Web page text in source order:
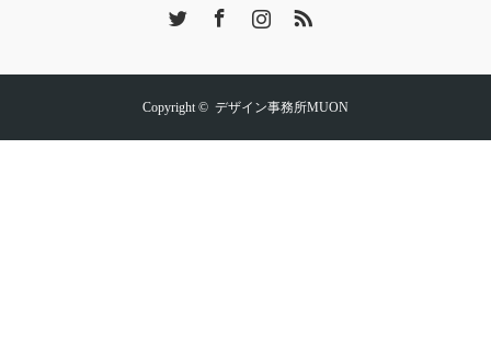
Copyright © デザイン事務所MUON